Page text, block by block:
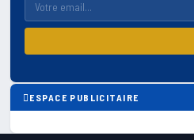
ESPACE PUBLICITAIRE